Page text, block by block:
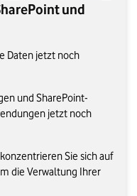
und
Daten jetzt noch
und SharePoint-
jetzt noch
Sie sich auf
die Verwaltung Ihrer